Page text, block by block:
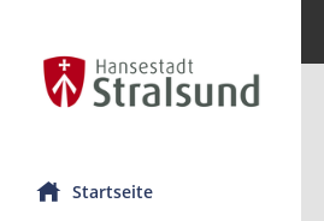
Startseite